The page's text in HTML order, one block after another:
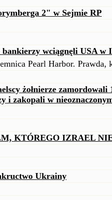
2" w Sejmie RP
bankierzy wciągnęli USA w
Pearl Harbor.
żołnierze
i zakopali w
KTÓREGO IZRAEL
Ukrainy